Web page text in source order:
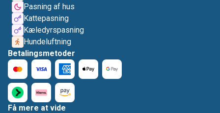
Pasning af hus
Kattepasning
Kæledyrspasning
Hundeluftning
Betalingsmetoder
Få mere at vide